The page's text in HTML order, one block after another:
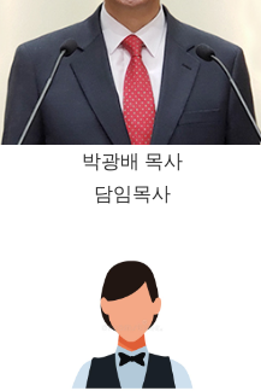
박광배 목사
담임목사